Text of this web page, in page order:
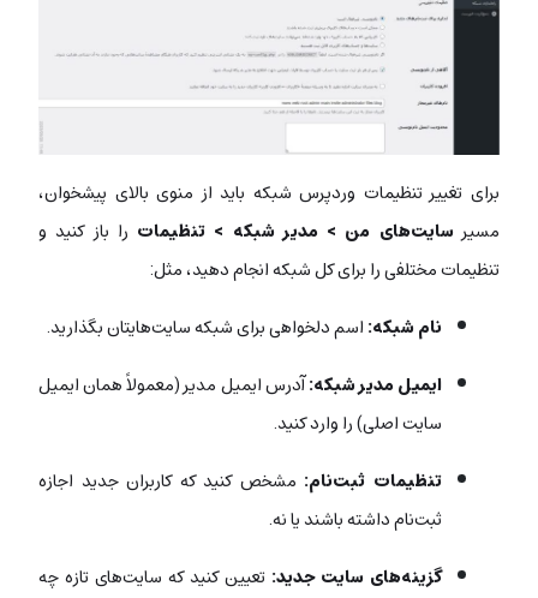
برای تغییر تنظیمات وردپرس شبکه باید از منوی بالای پیشخوان،
مسیرسایت‌های من > مدیر شبکه > تنظیماترا باز کنید و
تنظیمات مختلفی را برای کل شبکه انجام دهید، مثل:
نام شبکه:اسم دلخواهی برای شبکه سایت‌هایتان بگذارید.
ایمیل مدیر شبکه:آدرس ایمیل مدیر (معمولاً همان ایمیل
سایت اصلی) را وارد کنید.
تنظیمات ثبت‌نام:مشخص کنید که کاربران جدید اجازه
ثبت‌نام داشته باشند یا نه.
گزینه‌های سایت جدید:تعیین کنید که سایت‌های تازه چه